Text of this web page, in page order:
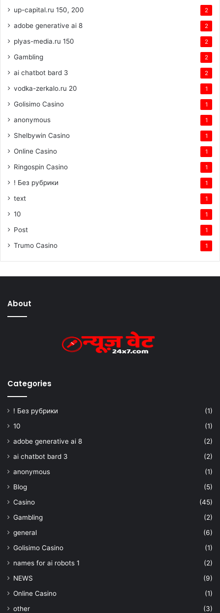
up-capital.ru 150, 200 2
adobe generative ai 8 2
plyas-media.ru 150 2
Gambling 2
ai chatbot bard 3 2
vodka-zerkalo.ru 20 1
Golisimo Casino 1
anonymous 1
Shelbywin Casino 1
Online Casino 1
Ringospin Casino 1
! Без рубрики 1
text 1
10 1
Post 1
Trumo Casino 1
About
Categories
! Без рубрики
(1)
10
(1)
adobe generative ai 8
(2)
ai chatbot bard 3
(2)
anonymous
(1)
Blog
(5)
Casino
(45)
Gambling
(2)
general
(6)
Golisimo Casino
(1)
names for ai robots 1
(2)
NEWS
(9)
Online Casino
(1)
other
(3)